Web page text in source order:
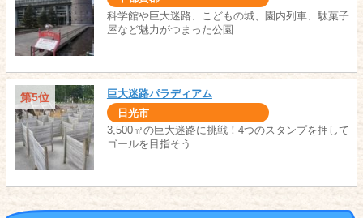
科学館や巨大迷路、こどもの城、園内列車、駄菓子
屋など魅力がつまった公園
第5位 巨大迷路パラディアム
日光市
3,500㎡の巨大迷路に挑戦！4つのスタンプを押して
ゴールを目指そう